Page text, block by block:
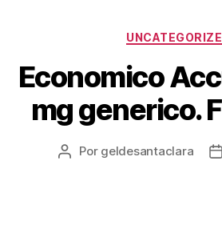
Economico
mg generico.
Autor
Por geldesantaclara